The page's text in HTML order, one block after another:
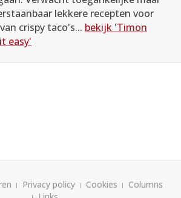
lekkere recepten voor
crispy taco's... bekijk 'Timon
easy'
Privacy policy Cookies
Columns